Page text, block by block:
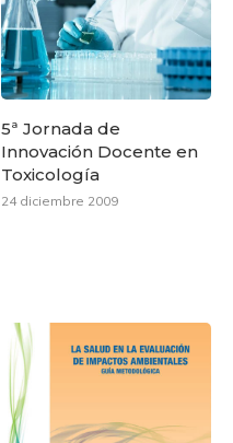
5ª Jornada de
Innovación Docente en
Toxicología
24 diciembre 2009